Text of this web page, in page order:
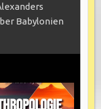
Babylonien